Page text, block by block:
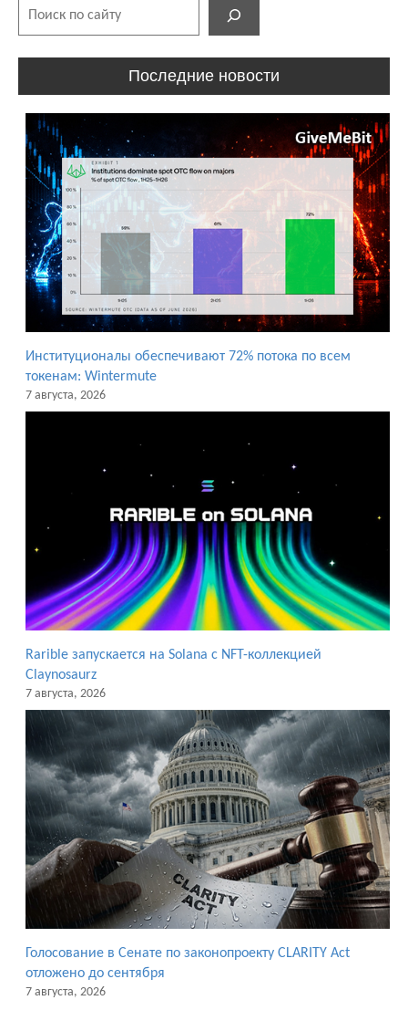
Последние новости
Институционалы обеспечивают 72% потока по всем
токенам: Wintermute
7 августа, 2026
Rarible запускается на Solana с NFT-коллекцией
Claynosaurz
7 августа, 2026
Голосование в Сенате по законопроекту CLARITY Act
отложено до сентября
7 августа, 2026